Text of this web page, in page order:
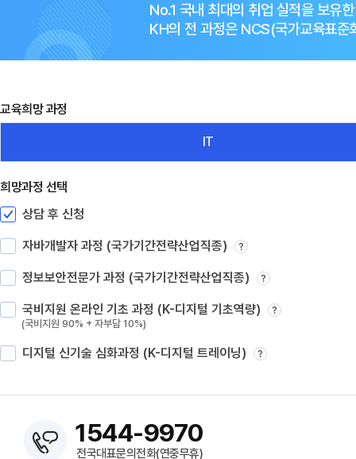
No.1 국내 최대의 취업 실적을 보유
KH의 전 과정은 NCS(국가교육표준
교육희망 과정
IT
희망과정 선택
상담 후 신청
자바개발자 과정 (국가기간전략산업직종) ?
정보보안전문가 과정 (국가기간전략산업직종) ?
국비지원 온라인 기초 과정 (K-디지털 기초역량) ?
(국비지원 90% + 자부담 10%)
디지털 신기술 심화과정 (K-디지털 트레이닝) ?
1544-9970
전국대표문의전화(연중무휴)